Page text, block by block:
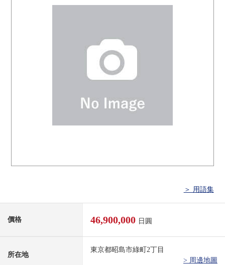
＞ 用語集
價格 46,900,000 日圓
所在地
東京都昭島市綠町2丁目
> 周邊地圖